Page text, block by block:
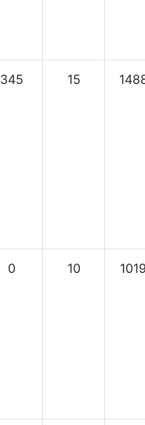
345 15
0 10